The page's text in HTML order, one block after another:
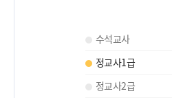
수석교사
정교사1급
정교사2급